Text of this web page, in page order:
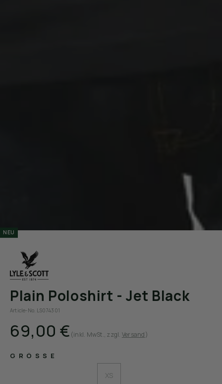
NEU
Plain Poloshirt - Jet Black
Article-No. LS074301
69,00 € (inkl. MwSt., zzgl. Versand)
GRÖSSE
XS